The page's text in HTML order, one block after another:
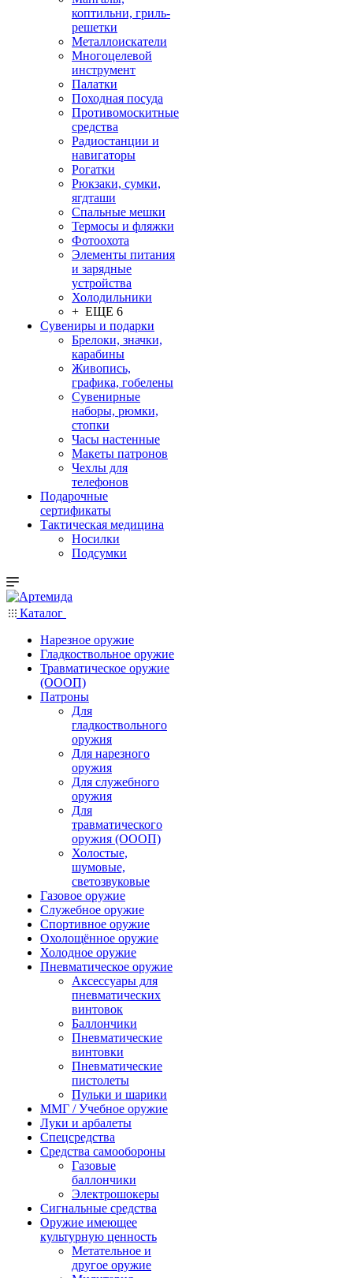
коптильни, гриль-
решетки
Металлоискатели
Многоцелевой
инструмент
Палатки
Походная посуда
Противомоскитные
средства
Радиостанции и
навигаторы
Рогатки
Рюкзаки, сумки,
ягдташи
Спальные мешки
Термосы и фляжки
Фотоохота
Элементы питания
и зарядные
устройства
Холодильники
+ ЕЩЕ 6
Сувениры и подарки
Брелоки, значки,
карабины
Живопись,
графика, гобелены
Сувенирные
наборы, рюмки,
стопки
Часы настенные
Макеты патронов
Чехлы для
телефонов
Подарочные
сертификаты
Тактическая медицина
Носилки
Подсумки
Каталог
Нарезное оружие
Гладкоствольное оружие
Травматическое оружие
(ОООП)
Патроны
Для
гладкоствольного
оружия
Для нарезного
оружия
Для служебного
оружия
Для
травматического
оружия (ОООП)
Холостые,
шумовые,
светозвуковые
Газовое оружие
Служебное оружие
Спортивное оружие
Охолощённое оружие
Холодное оружие
Пневматическое оружие
Аксессуары для
пневматических
винтовок
Баллончики
Пневматические
винтовки
Пневматические
пистолеты
Пульки и шарики
ММГ / Учебное оружие
Луки и арбалеты
Спецсредства
Средства самообороны
Газовые
баллончики
Электрошокеры
Сигнальные средства
Оружие имеющее
культурную ценность
Метательное и
другое оружие